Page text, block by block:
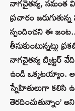
నాగచైతన్య, సమంత
ప్రచారం
స్పందించని ఈ
తీసుకుంటున్నట్లు
నాగచైతన్య ట్విట్టర్
ఉండి ఒక్కటయ్యాం.
స్నేహితులుగా కలిసి
తెరదించుతున్నాం’